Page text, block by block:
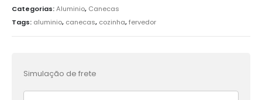
Categorias:Aluminio, Canecas
Tags: aluminio, canecas, cozinha,fervedor
Simulação de frete